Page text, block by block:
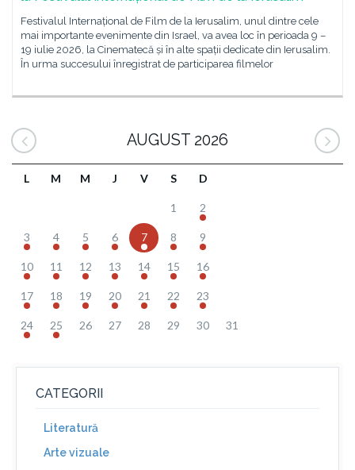
Festivalul Internațional de Film de la Ierusalim, unul dintre cele
mai importante evenimente din Israel, va avea loc în perioada 9 –
19 iulie 2026, la Cinematecă și în alte spații dedicate din Ierusalim.
În urma succesului înregistrat de participarea filmelor
AUGUST 2026
L M M J V S D
1 2
3 4 5 6 7 8 9
10 11 12 13 14 15 16
17 18 19 20 21 22 23
24 25 26 27 28 29 30 31
CATEGORII
Literatură
Arte vizuale